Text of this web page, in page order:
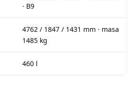
· B9
4762 / 1847 / 1431 mm · masa
1485 kg
460 l